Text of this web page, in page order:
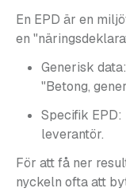
En EPD är en
en
Generisk
"Betong,
Specifik
leverantör.
För att få ner
nyckeln ofta att